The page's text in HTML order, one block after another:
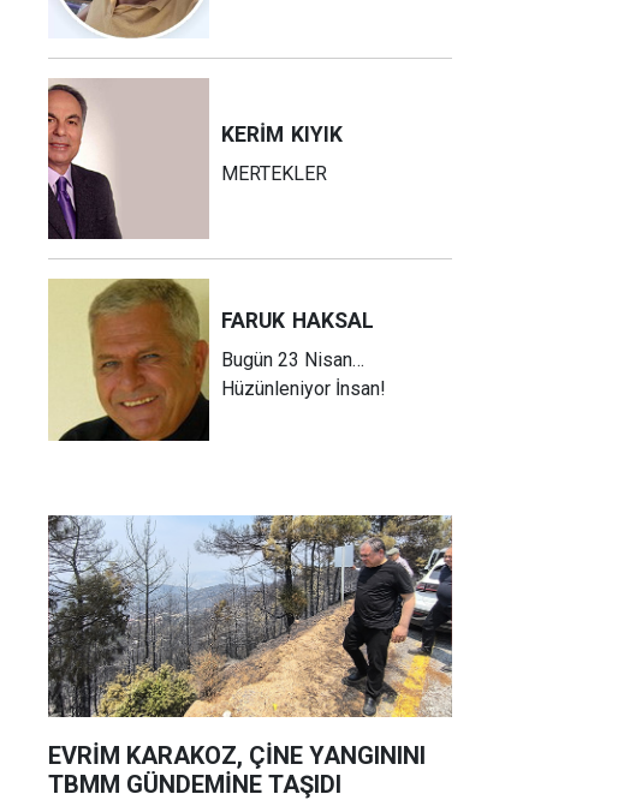
KERİM KIYIK
MERTEKLER
FARUK HAKSAL
Bugün 23 Nisan…
Hüzünleniyor İnsan!
EVRİM KARAKOZ, ÇİNE YANGININI
TBMM GÜNDEMİNE TAŞIDI